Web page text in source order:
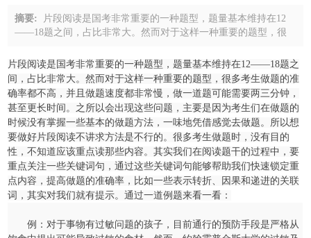
摘要:
片段阅读是国考非常重要的一种题型，题量基本维持在12
——18题之间，占比非常大。然而对于这样一种重要的题型，很
可能需要两三分钟，甚至更长时间。之所以 ...
片段阅读是国考非常重要的一种题型，题量基本维持在12——18题之
间，占比非常大。然而对于这样一种重要的题型，很多考生做题的准
确率都不高，并且做题速度都非常慢，做一道题可能需要两三分钟，
甚至更长时间。之所以会出现这些问题，主要是因为考生们在做题的
时候没有掌握一些基本的做题方法，一味地凭借感觉去做题。所以想
要做好片段阅读不讲求方法是不行的。很多考生做题时，没有目的
性，不知道应该重点读那些内容。其实我们在阅读题干的过程中，要
重点关注一些关键词句，通过这些关键词句能够帮助我们快速锁定重
点内容，提高做题的准确率，比如一些表示转折、因果和递进的关联
词，其实对我们就有提示。通过一道例题来看一看：
例：对于事物有过敏问题的孩子，目前通行的预防手段是严格从